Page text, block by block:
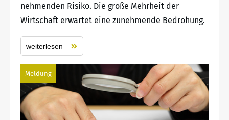
nehmenden Risiko. Die große Mehrheit der
Wirtschaft erwartet eine zunehmende Bedrohung.
weiterlesen
Meldung